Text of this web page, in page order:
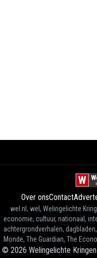
Over onsContact
wel.nl, wel, Welingelichte
economie, cultuur, nationaal,
achtergrondverhalen,
Monde, The Guardian, The
© 2026 Welingelichte